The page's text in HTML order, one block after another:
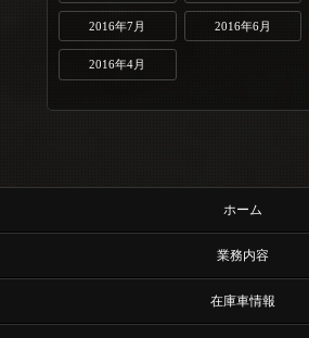
2016年7月 2016年6月
2016年4月
ホーム
業務内容
在庫車情報